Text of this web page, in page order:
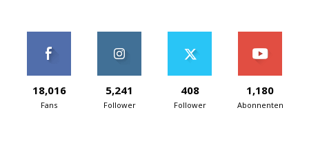
18,016
Fans
5,241
Follower
408
Follower
1,180
Abonnenten